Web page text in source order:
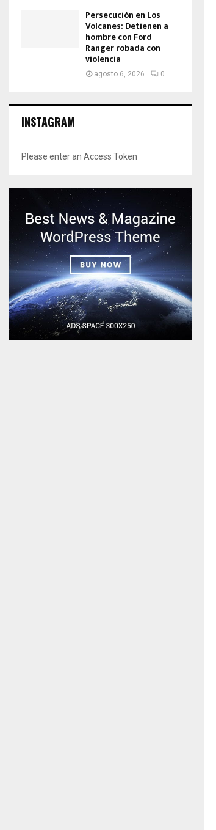
Persecución en Los
Volcanes: Detienen a
hombre con Ford
Ranger robada con
violencia
agosto 6, 2026 0
INSTAGRAM
Please enter an Access Token